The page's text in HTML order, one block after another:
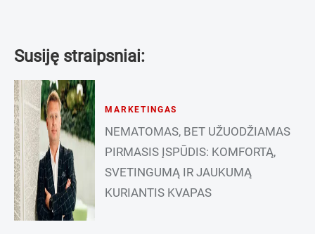
Susiję straipsniai:
MARKETINGAS
NEMATOMAS, BET UŽUODŽIAMAS
PIRMASIS ĮSPŪDIS: KOMFORTĄ,
SVETINGUMĄ IR JAUKUMĄ
KURIANTIS KVAPAS